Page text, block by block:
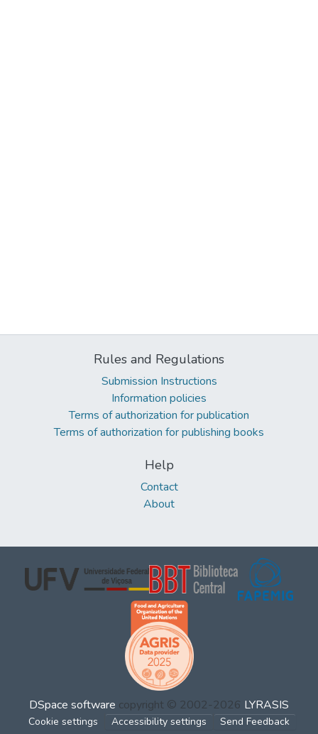
Rules and Regulations
Submission Instructions
Information policies
Terms of authorization for publication
Terms of authorization for publishing books
Help
Contact
About
DSpace software copyright © 2002-2026 LYRASIS
Cookie settings Accessibility settings Send Feedback